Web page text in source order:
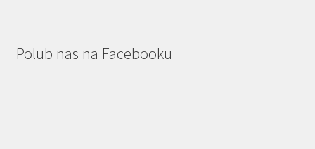
Polub nas na Facebooku